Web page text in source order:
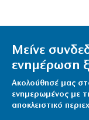
Μείνε
ενημέρωση
Ακολούθησέ μας
ενημερωμένος με
αποκλειστικό